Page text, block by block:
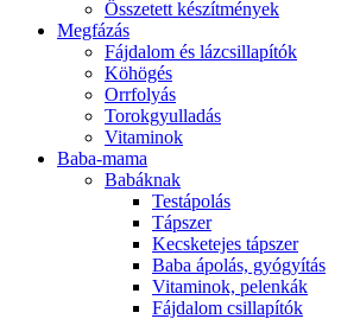
Összetett készítmények
Megfázás
Fájdalom és lázcsillapítók
Köhögés
Orrfolyás
Torokgyulladás
Vitaminok
Baba-mama
Babáknak
Testápolás
Tápszer
Kecsketejes tápszer
Baba ápolás, gyógyítás
Vitaminok, pelenkák
Fájdalom csillapítók